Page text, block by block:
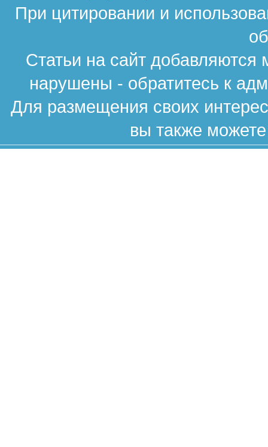
При цитировании и
Статьи на сайт
нарушены - обратитесь к
Для размещения своих
вы также